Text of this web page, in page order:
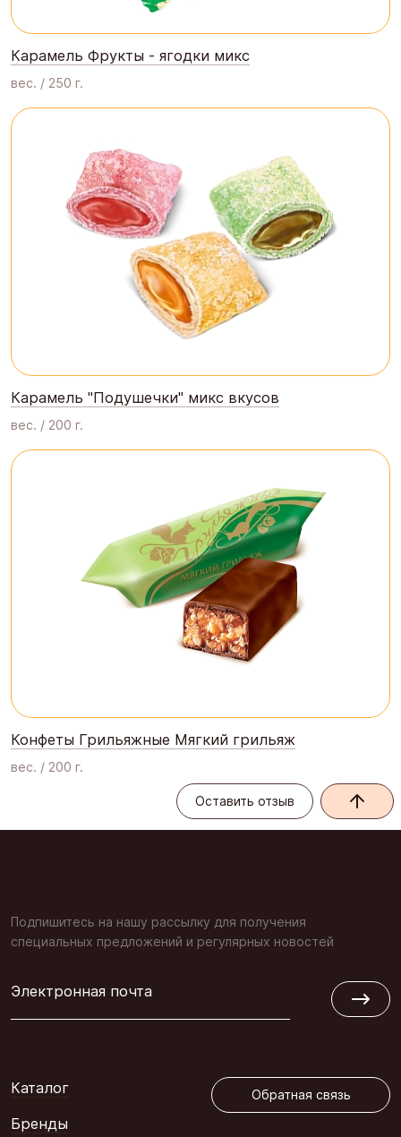
Карамель Фрукты - ягодки микс
вес. / 250 г.
Карамель "Подушечки" микс вкусов
вес. / 200 г.
Конфеты Грильяжные Мягкий грильяж
вес. / 200 г.
Оставить отзыв
Подпишитесь на нашу рассылку для получения
специальных предложений и регулярных новостей
Электронная почта
Каталог
Бренды
Обратная связь